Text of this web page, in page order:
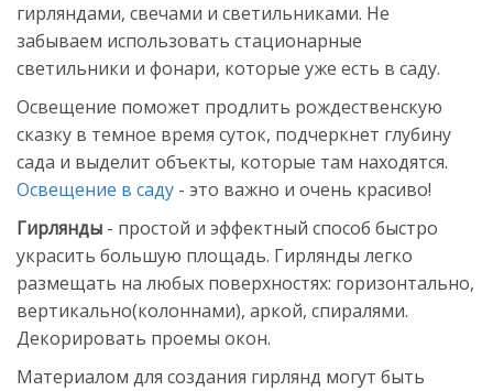
гирляндами, свечами и светильниками. Не
забываем использовать стационарные
светильники и фонари, которые уже есть в саду.
Освещение поможет продлить рождественскую
сказку в темное время суток, подчеркнет глубину
сада и выделит объекты, которые там находятся.
Освещение в саду - это важно и очень красиво!
Гирлянды - простой и эффектный способ быстро
украсить большую площадь. Гирлянды легко
размещать на любых поверхностях: горизонтально,
вертикально(колоннами), аркой, спиралями.
Декорировать проемы окон.
Материалом для создания гирлянд могут быть